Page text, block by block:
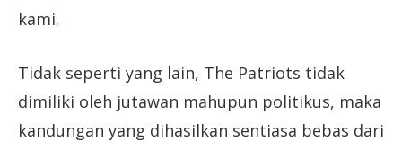
kami.
Tidak seperti yang lain, The Patriots tidak
dimiliki oleh jutawan mahupun politikus, maka
kandungan yang dihasilkan sentiasa bebas dari